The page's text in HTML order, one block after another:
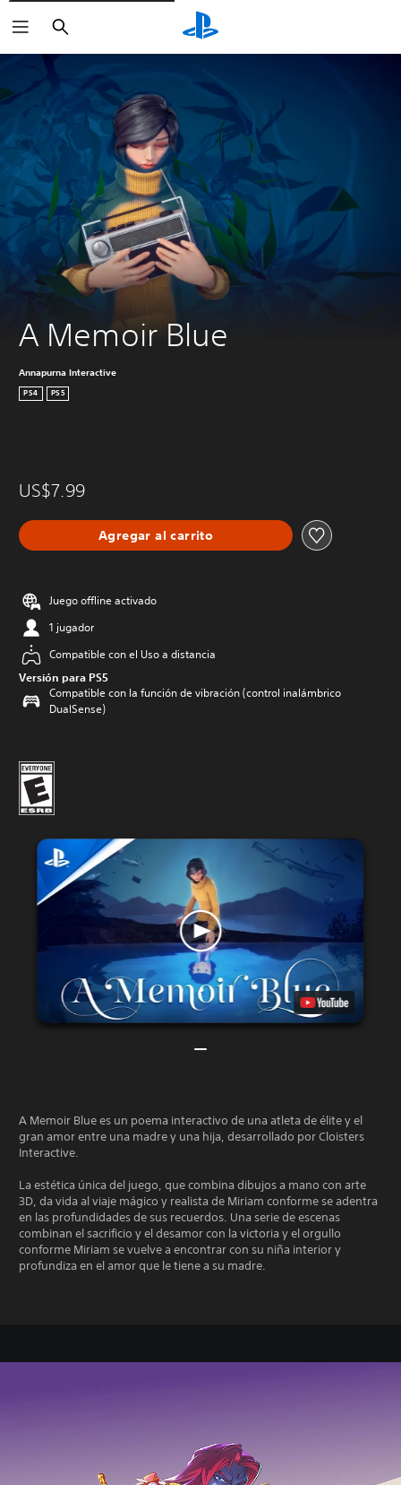
Buscar
A Memoir Blue
Annapurna Interactive
PS4 PS5
US$7.99
Agregar al carrito
Juego offline activado
1 jugador
Compatible con el Uso a distancia
Versión para PS5
Compatible con la función de vibración (control inalámbrico
DualSense)
A Memoir Blue es un poema interactivo de una atleta de élite y el
gran amor entre una madre y una hija, desarrollado por Cloisters
Interactive.
La estética única del juego, que combina dibujos a mano con arte
3D, da vida al viaje mágico y realista de Miriam conforme se adentra
en las profundidades de sus recuerdos. Una serie de escenas
combinan el sacrificio y el desamor con la victoria y el orgullo
conforme Miriam se vuelve a encontrar con su niña interior y
profundiza en el amor que le tiene a su madre.